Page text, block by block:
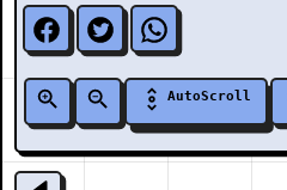
AutoScroll